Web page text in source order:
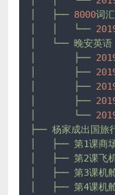
├── 8000词
└──
└── 晚安英语
├──
├──
├──
├──
└──
├── 杨家成出国旅
├── 第1课商
├── 第2课飞
├── 第3课机
├── 第4课机